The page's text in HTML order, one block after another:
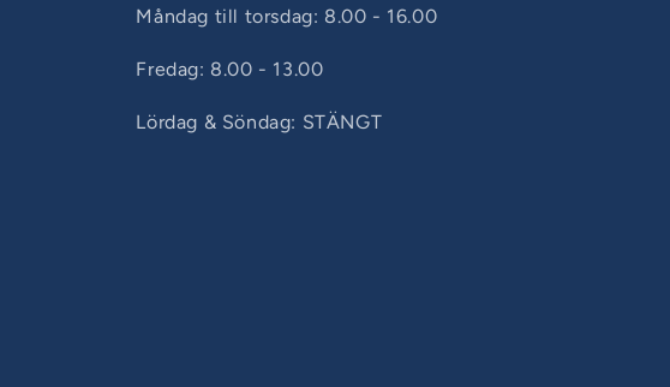
Måndag till torsdag: 8.00 - 16.00
Fredag: 8.00 - 13.00
Lördag & Söndag: STÄNGT